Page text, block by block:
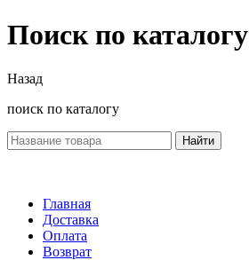
Поиск по каталогу
Назад
поиск по каталогу
Найти
Главная
Доставка
Оплата
Возврат